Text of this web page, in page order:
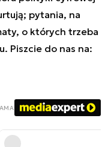
pytania, na
o których trzeba
Piszcie do nas na: